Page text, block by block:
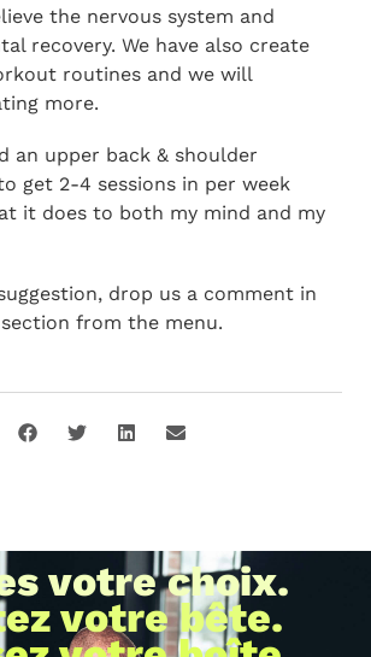
the nervous system and
recovery. We have also create
routines and we will
more.
an upper back & shoulder
get 2-4 sessions in per week
it does to both my mind and my
drop us a comment in
from the menu.
votre choix.
votre bête.